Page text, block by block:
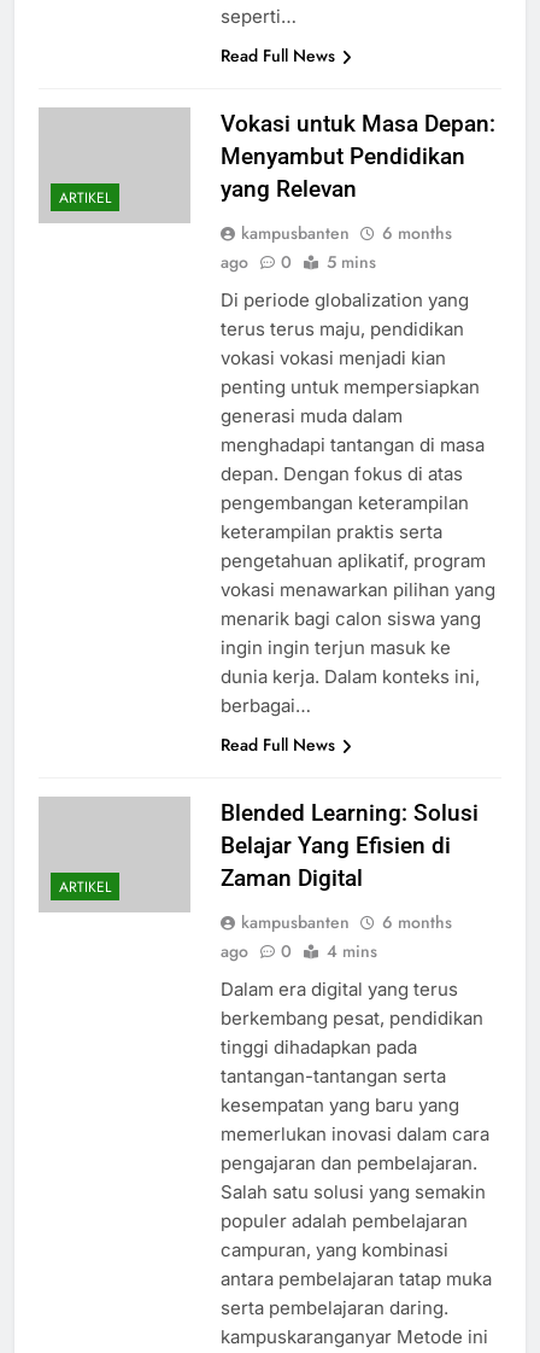
seperti…
Read Full News
ARTIKEL
Vokasi untuk Masa Depan:
Menyambut Pendidikan
yang Relevan
kampusbanten
6 months
ago
0 5 mins
Di periode globalization yang
terus terus maju, pendidikan
vokasi vokasi menjadi kian
penting untuk mempersiapkan
generasi muda dalam
menghadapi tantangan di masa
depan. Dengan fokus di atas
pengembangan keterampilan
keterampilan praktis serta
pengetahuan aplikatif, program
vokasi menawarkan pilihan yang
menarik bagi calon siswa yang
ingin ingin terjun masuk ke
dunia kerja. Dalam konteks ini,
berbagai…
Read Full News
ARTIKEL
Blended Learning: Solusi
Belajar Yang Efisien di
Zaman Digital
kampusbanten
6 months
ago
0 4 mins
Dalam era digital yang terus
berkembang pesat, pendidikan
tinggi dihadapkan pada
tantangan-tantangan serta
kesempatan yang baru yang
memerlukan inovasi dalam cara
pengajaran dan pembelajaran.
Salah satu solusi yang semakin
populer adalah pembelajaran
campuran, yang kombinasi
antara pembelajaran tatap muka
serta pembelajaran daring.
kampuskaranganyar Metode ini